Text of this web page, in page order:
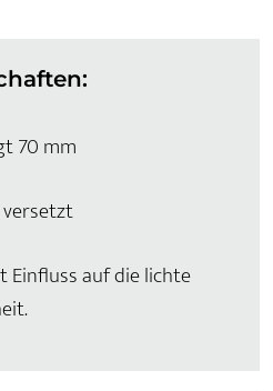
70 mm
Einfluss auf die lichte